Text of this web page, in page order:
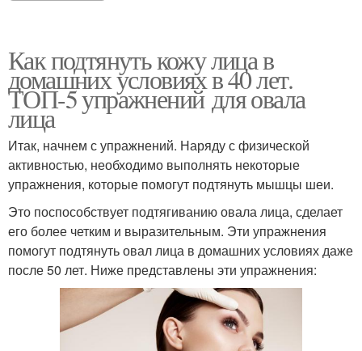
Как подтянуть кожу лица в
домашних условиях в 40 лет.
ТОП-5 упражнений для овала
лица
Итак, начнем с упражнений. Наряду с физической
активностью, необходимо выполнять некоторые
упражнения, которые помогут подтянуть мышцы шеи.
Это поспособствует подтягиванию овала лица, сделает
его более четким и выразительным. Эти упражнения
помогут подтянуть овал лица в домашних условиях даже
после 50 лет. Ниже представлены эти упражнения: